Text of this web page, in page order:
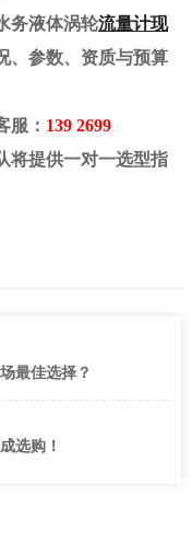
务液体涡轮流量计现
、参数、资质与预算
服： 139 2699
将提供一对一选型指
最佳选择？
选购！